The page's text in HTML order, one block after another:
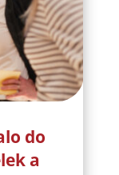
do
a